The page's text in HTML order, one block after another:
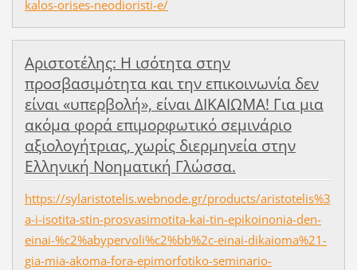
kalos-orises-neodioristi-e/
Αριστοτέλης: Η ισότητα στην
προσβασιμότητα και την επικοινωνία δεν
είναι «υπερβολή», είναι ΔΙΚΑΙΩΜΑ! Για μια
ακόμα φορά επιμορφωτικό σεμινάριο
αξιολογήτριας, χωρίς διερμηνεία στην
Ελληνική Νοηματική Γλώσσα.
https://sylaristotelis.webnode.gr/products/aristotelis%3
a-i-isotita-stin-prosvasimotita-kai-tin-epikoinonia-den-
einai-%c2%abypervoli%c2%bb%2c-einai-dikaioma%21-
gia-mia-akoma-fora-epimorfotiko-seminario-